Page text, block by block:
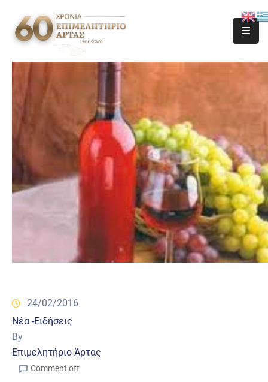
24/02/2016
Νέα -Ειδήσεις
By
Επιμελητήριο Άρτας
Comment off